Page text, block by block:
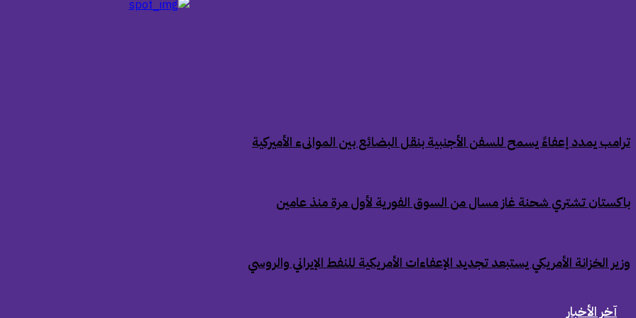
‏ترامب يمدد إعفاءً يسمح للسفن الأجنبية بنقل البضائع بين الموانىء الأميركية
‏باكستان تشتري شحنة غاز مسال من السوق الفورية لأول مرة منذ عامين
‏وزير الخزانة الأمريكي يستبعد تجديد الإعفاءات الأمريكية للنفط الإيراني والروسي
آخر الأخبار